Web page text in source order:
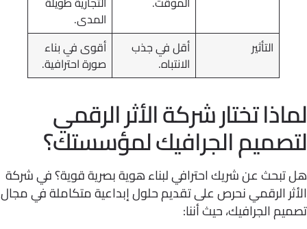
المدى.
التأثير
أقل في جذب
الانتباه.
أقوى في بناء
صورة احترافية.
تختار شركة الأثر الرقمي
الجرافيك لمؤسستك؟
عن شريك احترافي لبناء هوية بصرية قوية؟ في شركة
الرقمي نحرص على تقديم حلول إبداعية متكاملة في مجال
الجرافيك، حيث أننا: